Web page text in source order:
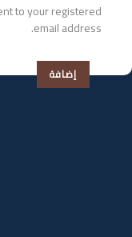
to your registered
email address.